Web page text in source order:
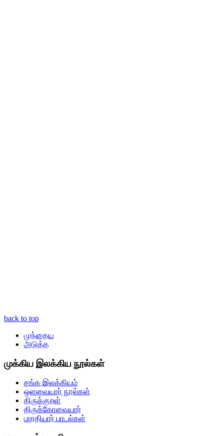
back to top
முந்தைய
அடுத்த
முக்கிய இலக்கிய நூல்கள்
சங்க இலக்கியம்
ஒளவையார் நூல்கள்
திருக்குறள்
திருக்கோவையார்
பாரதியார் பாடல்கள்